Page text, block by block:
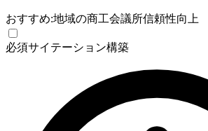
おすすめ:地域の商工会議所信頼性向上
必須サイテーション構築